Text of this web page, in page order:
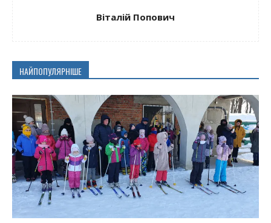
Віталій Попович
НАЙПОПУЛЯРНІШЕ